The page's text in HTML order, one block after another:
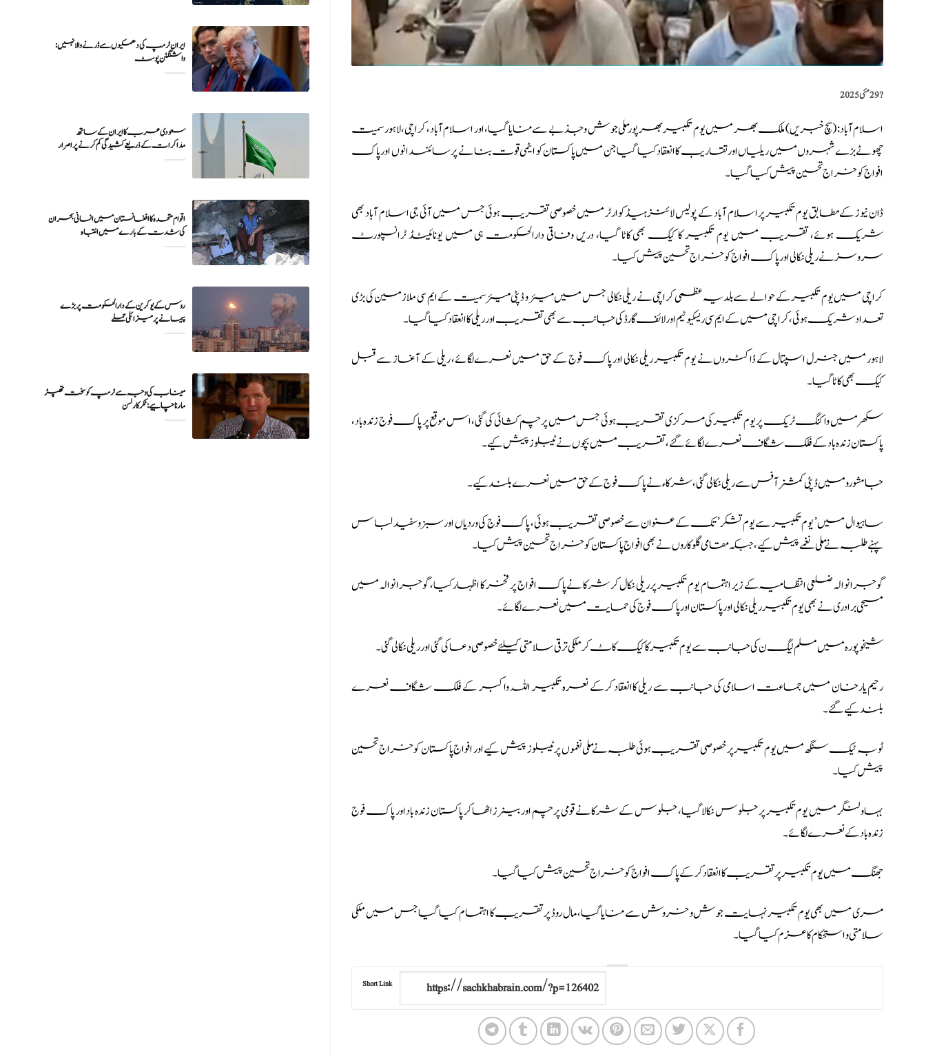
?️29 مئی 2025
اسلام آباد: (سچ خبریں) ملک بھر میں یوم تکبیر بھرپور ملی جوش و جذبے سے منایا گیا، اور اسلام آباد، کراچی، لاہور سمیت
چھوٹے بڑے شہروں میں ریلیاں اور تقاریب کا انعقاد کیا گیا جن میں پاکستان کو ایٹمی قوت بنانے پر سائنسدانوں اور پاک
افواج کو خراج تحسین پیش کیا گیا۔
ڈان نیوز کے مطابقیوم تکبیر پر اسلام آباد کے پولیس لائنز ہیڈکوارٹر میں خصوصی تقریب ہوئی جس میں آئی جی اسلام آباد بھی
شریک ہوئے، تقریب میں یوم تکبیر کا کیک بھی کاٹا گیا، دریں وفاقی دارالحکومت ہی میں یونائیٹڈ ٹرانسپورٹ
سروسز نے ریلی نکالی اور پاک افواج کو خراج تحسین پیش کیا۔
کراچی میں یوم تکبیر کے حوالے سے بلدیہ عظمی کراچی نے ریلی نکالی جس میں میئر و ڈپٹی میئرسمیت کے ایم سی ملازمین کی بڑی
تعداد شریک ہوئی، کراچی میں کے ایم سی ریسکیو ٹیم اور لائف گارڈ کی جانب سے بھی تقریب اور ریلی کا انعقاد کیا گیا۔
لاہور میں جنرل اسپتال کے ڈاکٹروں نے یوم تکبیر ریلی نکالی اور پاک فوج کے حق میں نعرے لگائے، ریلی کے آغاز سے قبل
کیک بھی کاٹا گیا۔
سکھر میں واکنگ ٹریک پر یوم تکبیر کی مرکزی تقریب ہوئی جس میں پرچم کشائی کی گئی، اس موقع پر پاک فوج زندہ باد،
پاکستان زندہ باد کےفلک شگاف نعرے لگائےگئے، تقریب میں بچوں نے ٹیبلوز پیش کیے۔
جامشورو میں ڈپٹی کمشنر آفس سے ریلی نکالی گئی، شرکاء نے پاک فوج کے حق میں نعرے بلند کیے۔
ساہیوال میں ’ یوم تکبیر سے یوم تشکر ’ تک کے عنوان سے خصوصی تقریب ہوئی، پاک فوج کی وردیاں اور سبزوسفید لباس
پہنے طلبہ نے ملی نغمے پیش کیے، جبکہ مقامی گلوکاروں نے بھی افواج پاکستان کو خراج تحسین پیش کیا۔
گوجرانوالہ ضلعی انتظامیہ کے زیر اہتمام یوم تکبیر پر ریلی نکال کر شرکا نے پاک افواج پر فخر کا اظہار کیا، گوجرانوالہ میں
مسیحی برادری نے بھی یوم تکبیر ریلی نکالی اور پاکستان اور پاک فوج کی حمایت میں نعرے لگائے۔
شیخوپورہ میں مسلم لیگ ن کی جانب سے یوم تکبیر کا کیک کاٹ کرملکی ترقی سلامتی کیلئے خصوصی دعا کی گئی اور ریلی نکالی گئی۔
رحیم یارخان میں جماعت اسلامی کی جانب سے ریلی کاانعقاد کرکے نعرہ تکبیر اللہ واکبر کے فلک شگاف نعرے
بلند کیے گئے۔
ٹوبہ ٹیک سنگھ میں یوم تکبیر پر خصوصی تقریب ہوئی طلبہ نے ملی نغموں پر ٹیبلوز پیش کیے اور افواج پاکستان کو خراج تحسین
پیش کیا۔
بہاولنگر میں یوم تکبیر پر جلوس نکالا گیا، جلوس کے شرکا نے قومی پرچم اور بینرز اٹھاکر پاکستان زندہ باد اور پاک فوج
زندہ باد کے نعرے لگائے۔
جھنگ میں یوم تکبیر پر تقریب کا انعقاد کرکے پاک افواج کو خراج تحسین پیش کیاگیا۔
مری میں بھی یوم تکبیر نہایت جوش و خروش سے منایا گیا، مال روڈ پر تقریب کا اہتمام کیا گیا جس میں ملکی
سلامتی و استحکام کا عزم کیا گیا۔
Short Link
ایران ٹرمپ کی دھمکیوں سے ڈرنے والا نہیں:
واشنگٹن پوسٹ
سعودی عرب کا ایران کے ساتھ
مذاکرات کے ذریعے کشیدگی کم کرنے پر اصرار
اقوام متحدہ کا افغانستان میں انسانی بحران
کی شدت کے بارے میں انتباہ
روس کے یوکرین کے دارالحکومت پر بڑے
میناب کی وجہ سے ٹرمپ کو سخت تھپڑ
مارنا چاہیے : ٹکر کارلسن